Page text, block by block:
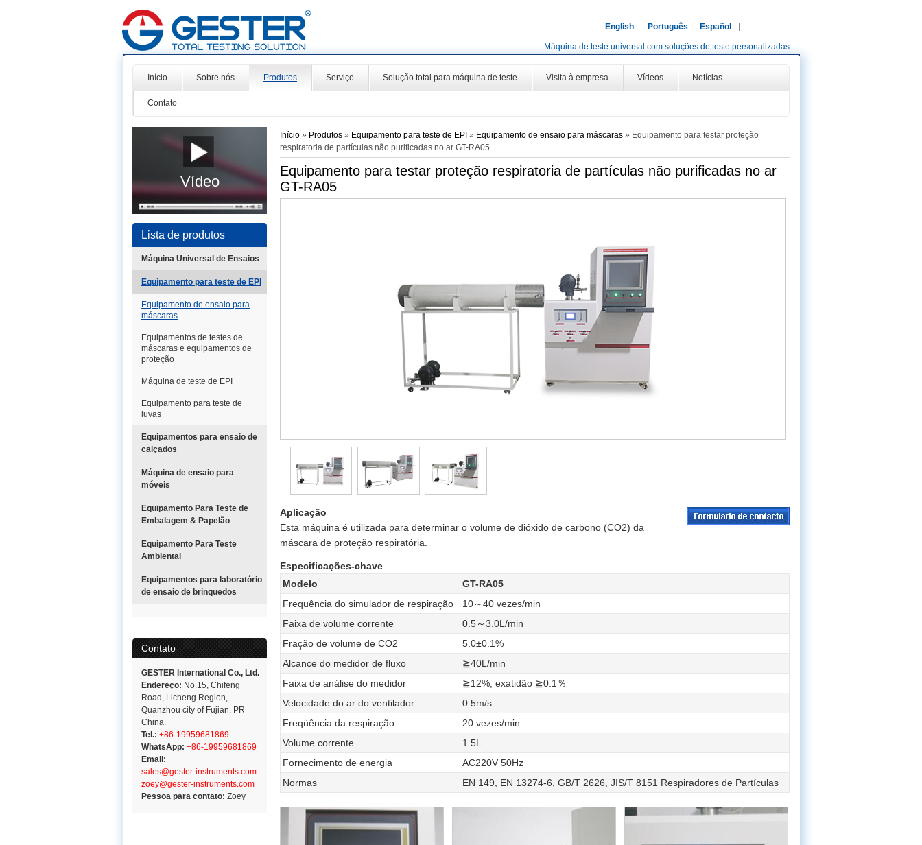
English Português Español
Máquina de teste universal com soluções de teste personalizadas
Início Sobre nós Produtos Serviço Solução total para máquina de teste Visita à empresa Vídeos Notícias
Contato
Vídeo
Lista de produtos
Máquina Universal de Ensaios
Equipamento para teste de EPI
Equipamento de ensaio para
máscaras
Equipamentos de testes de
máscaras e equipamentos de
proteção
Máquina de teste de EPI
Equipamento para teste de
luvas
Equipamentos para ensaio de
calçados
Máquina de ensaio para
móveis
Equipamento Para Teste de
Embalagem & Papelão
Equipamento Para Teste
Ambiental
Equipamentos para laboratório
de ensaio de brinquedos
Contato
GESTER International Co., Ltd.
Endereço: No.15, Chifeng
Road, Licheng Region,
Quanzhou city of Fujian, PR
China.
Tel.: +86-19959681869
WhatsApp: +86-19959681869
Email:
sales@gester-instruments.com
zoey@gester-instruments.com
Pessoa para contato: Zoey
Início » Produtos » Equipamento para teste de EPI » Equipamento de ensaio para máscaras » Equipamento para testar proteção
respiratoria de partículas não purificadas no ar GT-RA05
Equipamento para testar proteção respiratoria de partículas não purificadas no ar
GT-RA05
Aplicação
Esta máquina é utilizada para determinar o volume de dióxido de carbono (CO2) da
máscara de proteção respiratória.
Especificações-chave
Modelo
GT-RA05
Frequência do simulador de respiração
10～40 vezes/min
Faixa de volume corrente
0.5～3.0L/min
Fração de volume de CO2
5.0±0.1%
Alcance do medidor de fluxo
≧40L/min
Faixa de análise do medidor
≧12%, exatidão ≧0.1％
Velocidade do ar do ventilador
0.5m/s
Freqüência da respiração
20 vezes/min
Volume corrente
1.5L
Fornecimento de energia
AC220V 50Hz
Normas
EN 149, EN 13274-6, GB/T 2626, JIS/T 8151 Respiradores de Partículas